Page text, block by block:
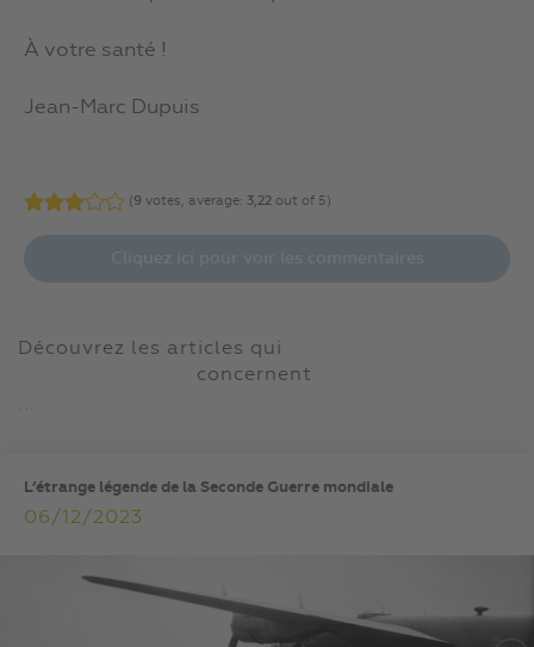
À votre santé !
Jean-Marc Dupuis
(9 votes, average: 3,22 out of 5)
Découvrez les articles qui
concernent
...
L’étrange légende de la Seconde Guerre mondiale
06/12/2023